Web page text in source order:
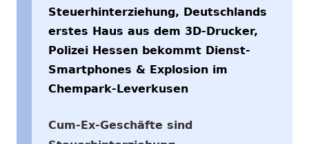
Steuerhinterziehung, Deutschlands
erstes Haus aus dem 3D-Drucker,
Polizei Hessen bekommt Dienst-
Smartphones & Explosion im
Chempark-Leverkusen
Cum-Ex-Geschäfte sind